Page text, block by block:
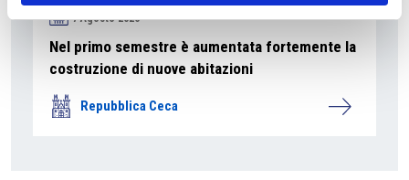
7 Agosto 2026
Nel primo semestre è aumentata fortemente la
costruzione di nuove abitazioni
Repubblica Ceca